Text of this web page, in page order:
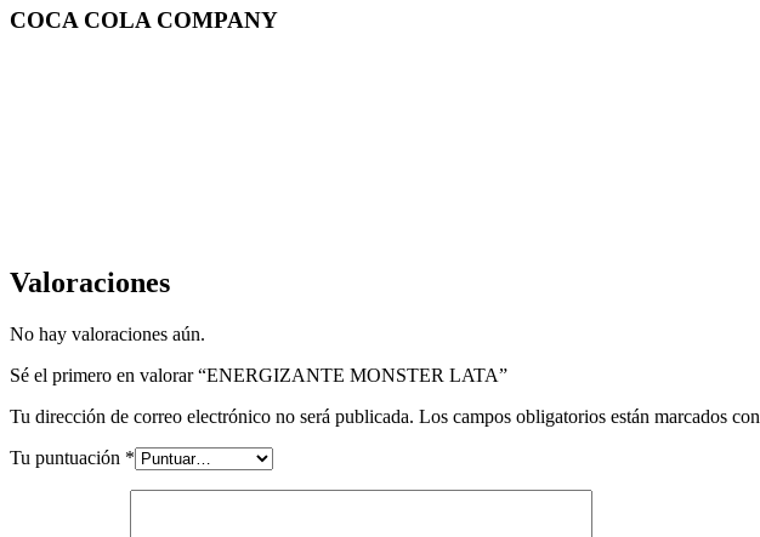
COCA COLA COMPANY
Valoraciones
No hay valoraciones aún.
Sé el primero en valorar “ENERGIZANTE MONSTER LATA”
Tu dirección de correo electrónico no será publicada. Los campos obligatorios están marcados con
Tu puntuación *